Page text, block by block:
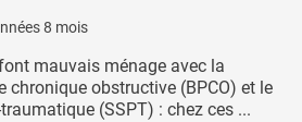
8 mois
mauvais ménage avec la
chronique obstructive (BPCO) et le
(SSPT) : chez ces ...